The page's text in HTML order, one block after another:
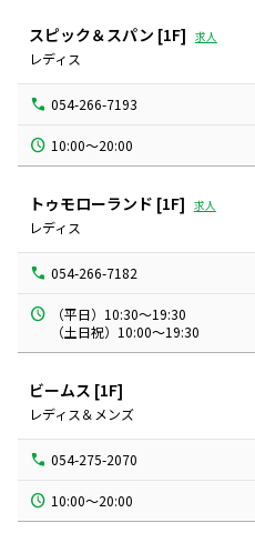
スピック＆スパン [1F] 求人
レディス
054-266-7193
10:00～20:00
トゥモローランド [1F] 求人
レディス
054-266-7182
（平日）10:30～19:30
（土日祝）10:00～19:30
ビームス [1F]
レディス＆メンズ
054-275-2070
10:00～20:00